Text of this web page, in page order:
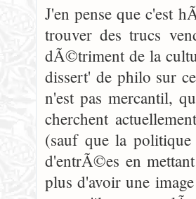
J'en pense que c'est
trouver des trucs
dÃ©triment de la
dissert' de philo sur
n'est pas mercantil,
cherchent
(sauf que la
d'entrÃ©es en
plus d'avoir une